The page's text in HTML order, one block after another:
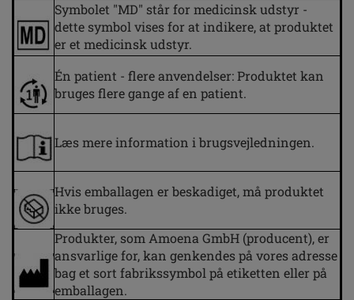
Symbolet "MD" står for medicinsk udstyr -
dette symbol vises for at indikere, at produktet
er et medicinsk udstyr.
Én patient - flere anvendelser: Produktet kan
bruges flere gange af en patient.
Læs mere information i brugsvejledningen.
Hvis emballagen er beskadiget, må produktet
ikke bruges.
Produkter, som Amoena GmbH (producent), er
ansvarlige for, kan genkendes på vores adresse
bag et sort fabrikssymbol på etiketten eller på
emballagen.